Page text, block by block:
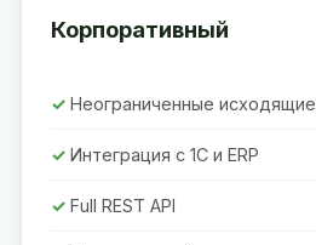
Корпоративный
Неограниченные исходящие
Интеграция с 1С и ERP
Full REST API